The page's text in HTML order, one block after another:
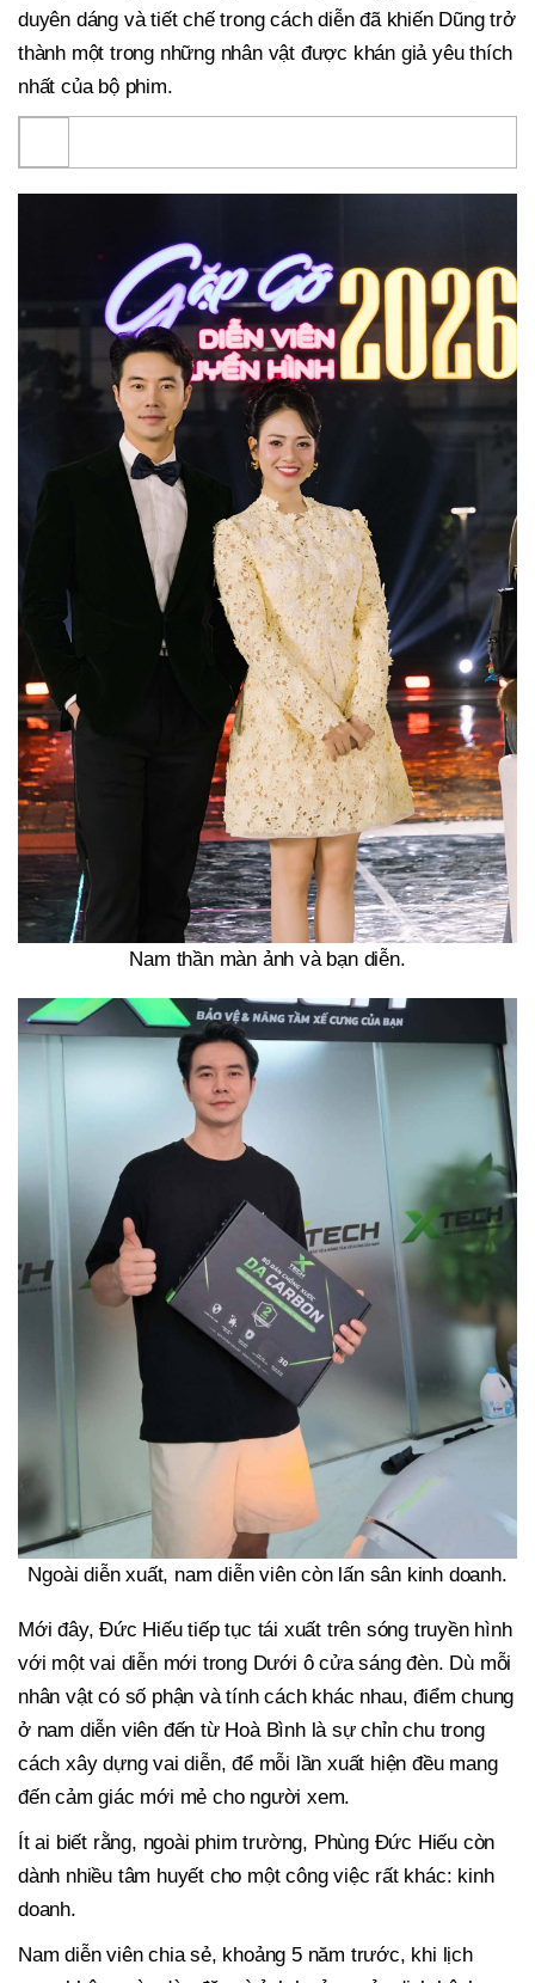
duyên dáng và tiết chế trong cách diễn đã khiến Dũng trở
thành một trong những nhân vật được khán giả yêu thích
nhất của bộ phim.
Nam thần màn ảnh và bạn diễn.
Ngoài diễn xuất, nam diễn viên còn lấn sân kinh doanh.
Mới đây, Đức Hiếu tiếp tục tái xuất trên sóng truyền hình
với một vai diễn mới trong Dưới ô cửa sáng đèn. Dù mỗi
nhân vật có số phận và tính cách khác nhau, điểm chung
ở nam diễn viên đến từ Hoà Bình là sự chỉn chu trong
cách xây dựng vai diễn, để mỗi lần xuất hiện đều mang
đến cảm giác mới mẻ cho người xem.
Ít ai biết rằng, ngoài phim trường, Phùng Đức Hiếu còn
dành nhiều tâm huyết cho một công việc rất khác: kinh
doanh.
Nam diễn viên chia sẻ, khoảng 5 năm trước, khi lịch